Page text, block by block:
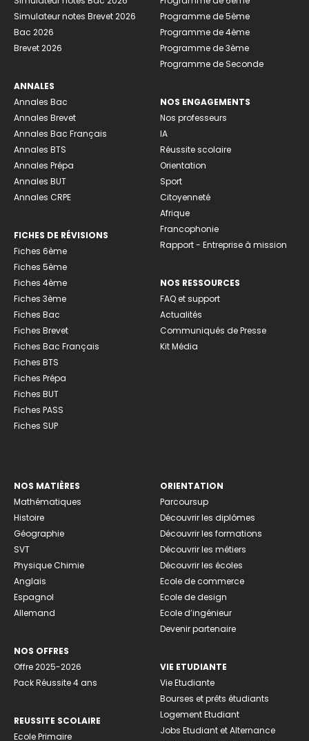
Simulateur notes Brevet 2026
Bac 2026
Brevet 2026
ANNALES
Annales Bac
Annales Brevet
Annales Bac Français
Annales BTS
Annales Prépa
Annales BUT
Annales CRPE
FICHES DE RÉVISIONS
Fiches 6ème
Fiches 5ème
Fiches 4ème
Fiches 3ème
Fiches Bac
Fiches Brevet
Fiches Bac Français
Fiches BTS
Fiches Prépa
Fiches BUT
Fiches PASS
Fiches SUP
Programme de 5ème
Programme de 4ème
Programme de 3ème
Programme de Seconde
NOS ENGAGEMENTS
Nos professeurs
IA
Réussite scolaire
Orientation
Sport
Citoyenneté
Afrique
Francophonie
Rapport - Entreprise à mission
NOS RESSOURCES
FAQ et support
Actualités
Communiqués de Presse
Kit Média
NOS MATIÈRES
Mathématiques
Histoire
Géographie
SVT
Physique Chimie
Anglais
Espagnol
Allemand
NOS OFFRES
Offre 2025-2026
Pack Réussite 4 ans
REUSSITE SCOLAIRE
Ecole Primaire
ORIENTATION
Parcoursup
Découvrir les diplômes
Découvrir les formations
Découvrir les métiers
Découvrir les écoles
Ecole de commerce
Ecole de design
Ecole d’ingénieur
Devenir partenaire
VIE ETUDIANTE
Vie Etudiante
Bourses et prêts étudiants
Logement Etudiant
Jobs Etudiant et Alternance